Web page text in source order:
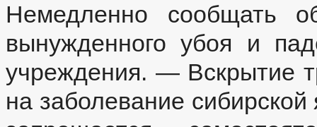
Немедленно сообщать
вынужденного убоя и
учреждения. — Вскрытие
на заболевание